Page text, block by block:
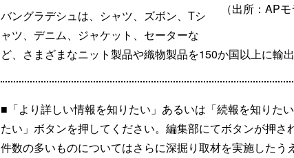
（出所：AP
バングラデシュは、シャツ、ズボン、Tシ
ャツ、デニム、ジャケット、セーターな
ど、さまざまなニット製品や織物製品を150か国以上に輸出
■「より詳しい情報を知りたい」あるいは「続報を知りた
たい」ボタンを押してください。編集部にてボタンが押さ
件数の多いものについてはさらに深掘り取材を実施したう